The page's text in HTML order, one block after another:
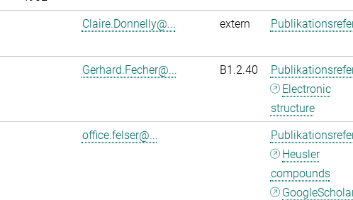
Claire.Donnelly@... extern
Gerhard.Fecher@... B1.2.40
Electronic
structure
office.felser@...
Heusler
compounds